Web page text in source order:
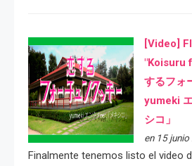
[Video]
"Koisuru
するフォ
yumeki
シコ」
en 15
Finalmente tenemos listo el video